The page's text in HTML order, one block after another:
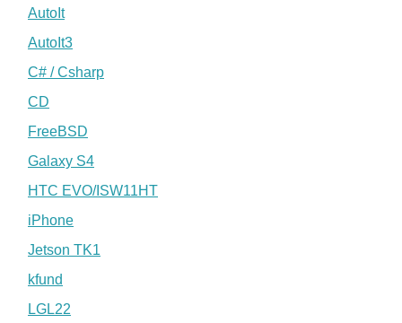
AutoIt
AutoIt3
C# / Csharp
CD
FreeBSD
Galaxy S4
HTC EVO/ISW11HT
iPhone
Jetson TK1
kfund
LGL22